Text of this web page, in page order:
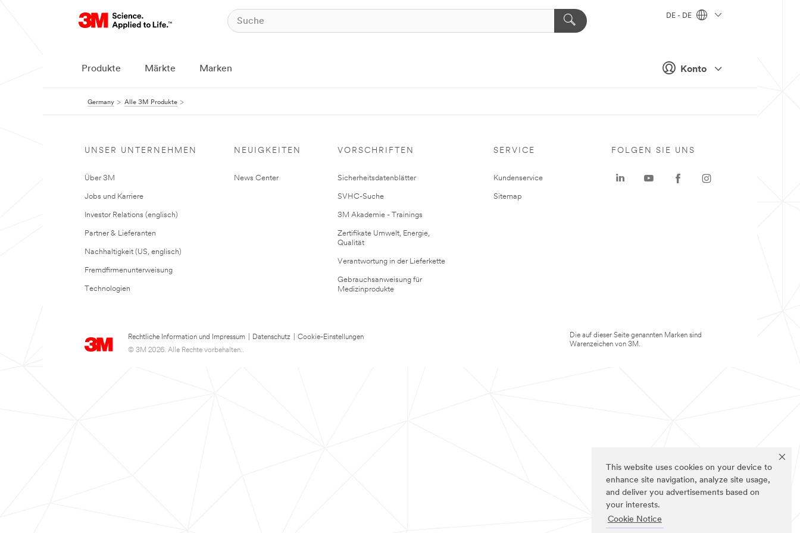
This website uses cookies on your device to
enhance site navigation, analyze site usage,
and deliver you advertisements based on
your interests.
Cookie Notice
Konto
DE - DE
Produkte Märkte Marken
Germany Alle 3M Produkte
UNSER UNTERNEHMEN
Über 3M
Jobs und Karriere
Investor Relations (englisch)
Partner & Lieferanten
Nachhaltigkeit (US, englisch)
Fremdfirmenunterweisung
Technologien
NEUIGKEITEN
News Center
VORSCHRIFTEN
Sicherheitsdatenblätter
SVHC-Suche
3M Akademie - Trainings
Zertifikate Umwelt, Energie,
Qualität
Verantwortung in der Lieferkette
Gebrauchsanweisung für
Medizinprodukte
SERVICE
Kundenservice
Sitemap
Rechtliche Information und Impressum Datenschutz
Cookie-Einstellungen
© 3M 2026. Alle Rechte vorbehalten..
FOLGEN SIE UNS
Die auf dieser Seite genannten Marken sind
Warenzeichen von 3M.